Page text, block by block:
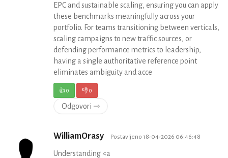
EPC and sustainable scaling, ensuring you can apply
these benchmarks meaningfully across your
portfolio. For teams transitioning between verticals,
scaling campaigns to new traffic sources, or
defending performance metrics to leadership,
having a single authoritative reference point
eliminates ambiguity and acce
👍0 👎0
Odgovori ⇾
WilliamOrasy Postavljeno 18-04-2026 06:46:48
Understanding <a